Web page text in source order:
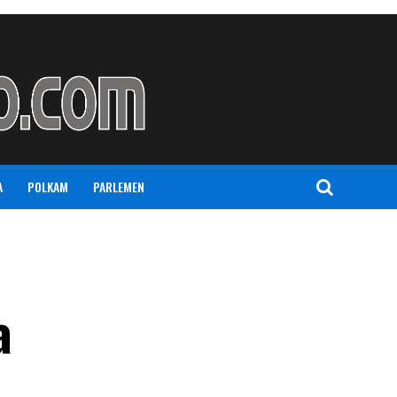
POLKAM PARLEMEN